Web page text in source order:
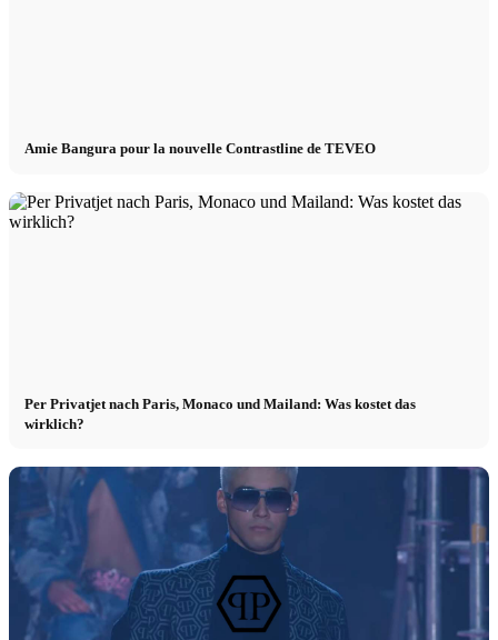
Amie Bangura pour la nouvelle Contrastline de TEVEO
Per Privatjet nach Paris, Monaco und Mailand: Was kostet das
wirklich?